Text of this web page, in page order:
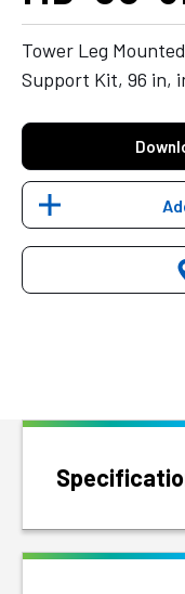
Tower Leg
Support Kit, 96 in,